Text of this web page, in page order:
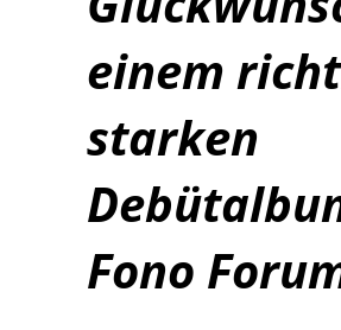
einem
starken
Fono